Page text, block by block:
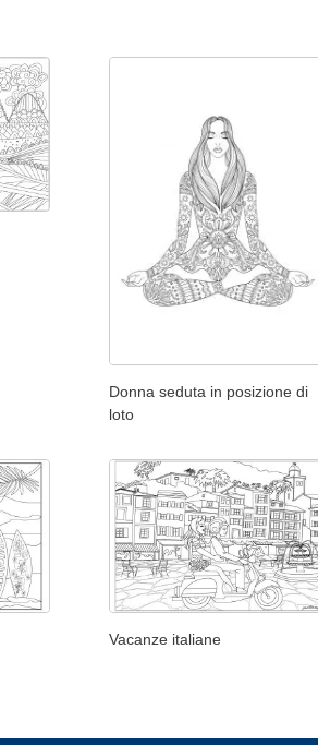
Donna seduta in posizione di
loto
Vacanze italiane